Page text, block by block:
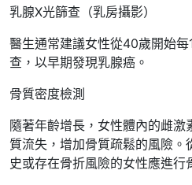
乳腺X光篩查（乳房攝影）
醫生通常建議女性從40歲開始
查，以早期發現乳腺癌。
骨質密度檢測
隨著年齡增長，女性體內的雌激
質流失，增加骨質疏鬆的風險
史或存在骨折風險的女性應進行